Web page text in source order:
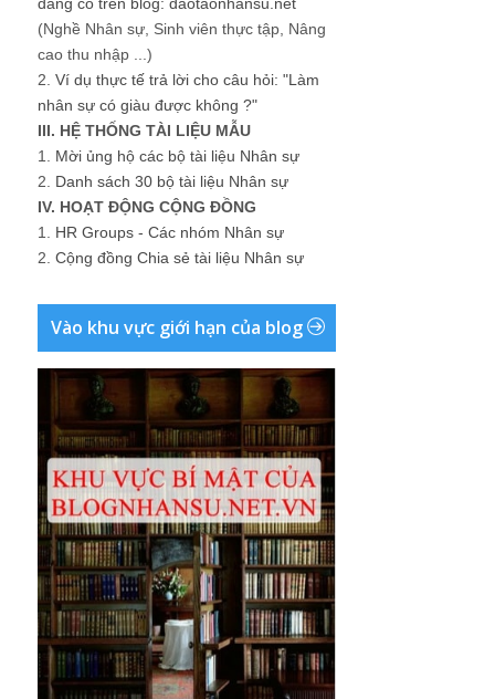
(Nghề Nhân sự, Sinh viên thực tập, Nâng
cao thu nhập ...)
2. Ví dụ thực tế trả lời cho câu hỏi: "Làm
nhân sự có giàu được không ?"
III. HỆ THỐNG TÀI LIỆU MẪU
1. Mời ủng hộ các bộ tài liệu Nhân sự
2. Danh sách 30 bộ tài liệu Nhân sự
IV. HOẠT ĐỘNG CỘNG ĐỒNG
1. HR Groups - Các nhóm Nhân sự
2. Cộng đồng Chia sẻ tài liệu Nhân sự
Vào khu vực giới hạn của blog